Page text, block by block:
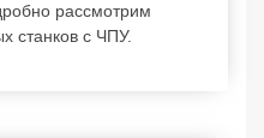
рассмотрим
станков с ЧПУ.